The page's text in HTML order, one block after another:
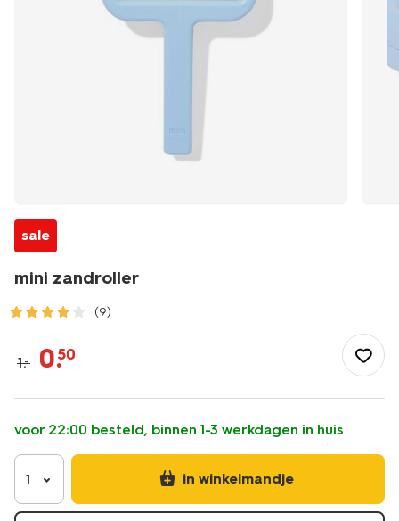
sale
mini zandroller
(9)
hobby/buitenspeelgoed/strandspeelgoed/schepjes-
en-
zandroller-
15800280.html
1.– 0.50
voor 22:00 besteld, binnen 1-3 werkdagen in huis
1 in winkelmandje